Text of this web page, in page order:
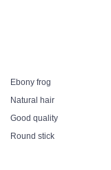
Ebony frog
Natural hair
Good quality
Round stick